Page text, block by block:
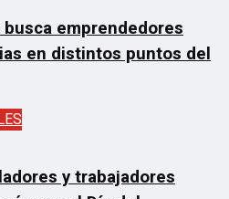
emprendedores
en distintos puntos del
y trabajadores